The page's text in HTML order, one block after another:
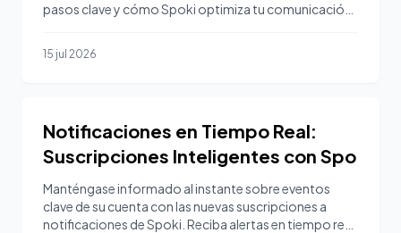
pasos clave y cómo Spoki optimiza tu comunicación.
15 jul 2026
Notificaciones en Tiempo Real:
Suscripciones Inteligentes con Spo
Manténgase informado al instante sobre eventos
clave de su cuenta con las nuevas suscripciones a
notificaciones de Spoki. Reciba alertas en tiempo real